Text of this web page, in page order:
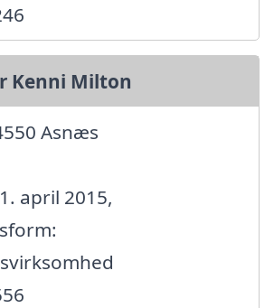
Kenni Milton
Asnæs
april 2015,